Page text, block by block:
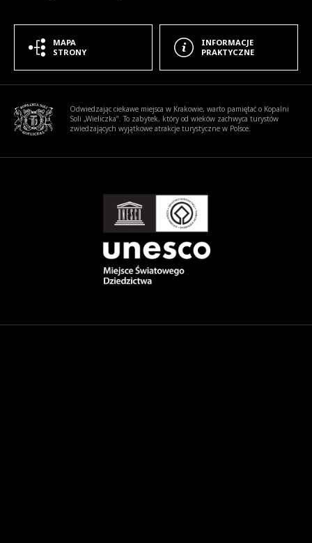
Odwiedzając ciekawe miejsca w Krakowie, warto pamiętać o Kopalni
Soli „Wieliczka”. To zabytek, który od wieków zachwyca turystów
zwiedzających wyjątkowe atrakcje turystyczne w Polsce.
Informacje dodatkowe
MAPA
STRONY
INFORMACJE
PRAKTYCZNE